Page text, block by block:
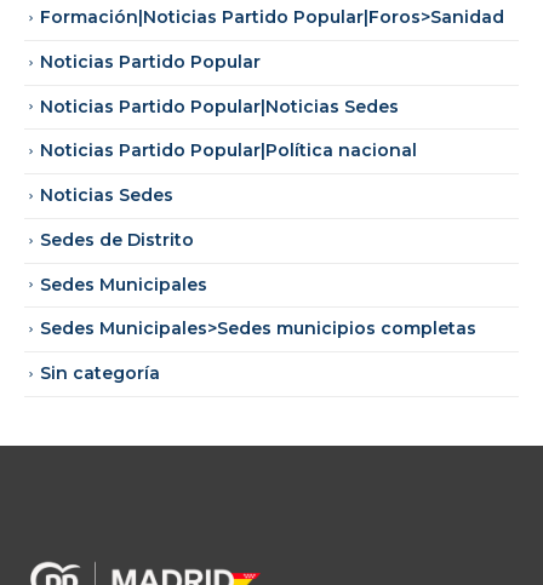
Formación|Noticias Partido Popular|Foros>Sanidad
Noticias Partido Popular
Noticias Partido Popular|Noticias Sedes
Noticias Partido Popular|Política nacional
Noticias Sedes
Sedes de Distrito
Sedes Municipales
Sedes Municipales>Sedes municipios completas
Sin categoría